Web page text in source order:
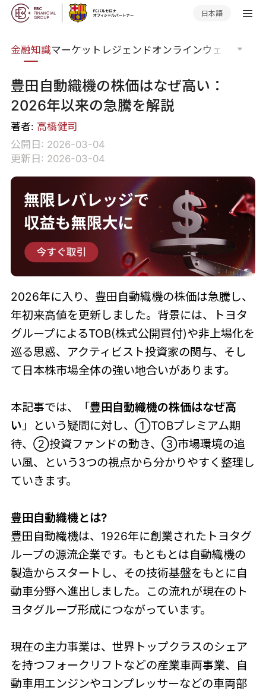
日本語
金融知識マーケットレジェンドオンラインウェビナー
豊田自動織機の株価はなぜ高い：
2026年以来の急騰を解説
著者: 高橋健司
公開日: 2026-03-04
更新日: 2026-03-04
2026年に入り、豊田自動織機の株価は急騰し、
年初来高値を更新しました。背景には、トヨタ
グループによるTOB(株式公開買付)や非上場化を
巡る思惑、アクティビスト投資家の関与、そし
て日本株市場全体の強い地合いがあります。
本記事では、「豊田自動織機の株価はなぜ高
い」という疑問に対し、①TOBプレミアム期
待、②投資ファンドの動き、③市場環境の追
い風、という3つの視点から分かりやすく整理し
ていきます。
豊田自動織機とは?
豊田自動織機は、1926年に創業されたトヨタグ
ループの源流企業です。もともとは自動織機の
製造からスタートし、その技術基盤をもとに自
動車分野へ進出しました。この流れが現在のト
ヨタグループ形成につながっています。
現在の主力事業は、世界トップクラスのシェア
を持つフォークリフトなどの産業車両事業、自
動車用エンジンやコンプレッサーなどの車両部